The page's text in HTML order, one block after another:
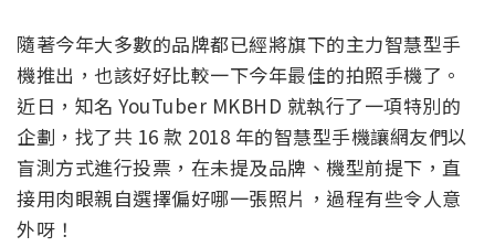
隨著今年大多數的品牌都已經將旗下的主力智慧型手
機推出，也該好好比較一下今年最佳的拍照手機了。
近日，知名 YouTuber MKBHD 就執行了一項特別的
企劃，找了共 16 款 2018 年的智慧型手機讓網友們以
盲測方式進行投票，在未提及品牌、機型前提下，直
接用肉眼親自選擇偏好哪一張照片，過程有些令人意
外呀！